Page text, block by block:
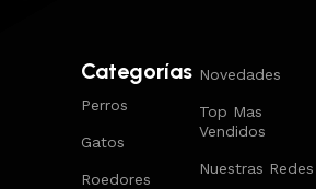
Categorías
Perros
Gatos
Roedores
Novedades
Top Mas
Vendidos
Nuestras Redes